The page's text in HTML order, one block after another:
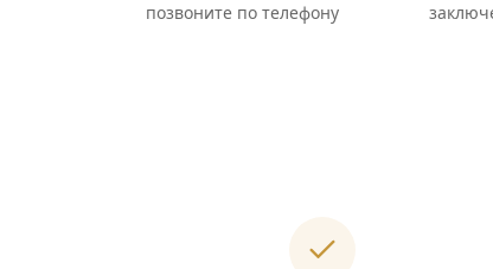
позвоните по телефону